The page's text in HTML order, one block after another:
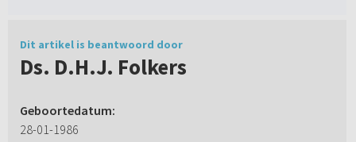
Dit artikel is beantwoord door
Ds. D.H.J. Folkers
Geboortedatum:
28-01-1986